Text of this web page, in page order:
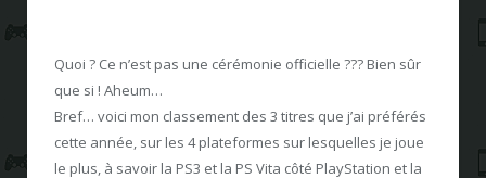
Quoi ? Ce n’est pas une cérémonie officielle ??? Bien sûr
que si ! Aheum…
Bref… voici mon classement des 3 titres que j’ai préférés
cette année, sur les 4 plateformes sur lesquelles je joue
le plus, à savoir la PS3 et la PS Vita côté PlayStation et la